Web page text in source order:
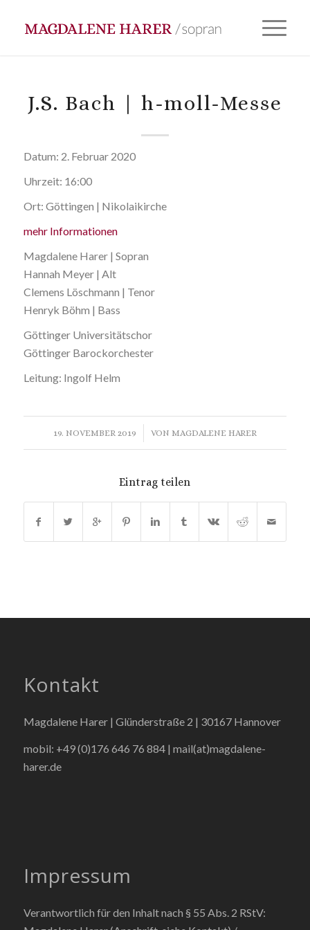
J.S. Bach | h-moll-Messe
Datum: 2. Februar 2020
Uhrzeit: 16:00
Ort: Göttingen | Nikolaikirche
mehr Informationen
Magdalene Harer | Sopran
Hannah Meyer | Alt
Clemens Löschmann | Tenor
Henryk Böhm | Bass
Göttinger Universitätschor
Göttinger Barockorchester
Leitung: Ingolf Helm
19. NOVEMBER 2019
/ VON MAGDALENE HARER
Eintrag teilen
Kontakt
Magdalene Harer | Glünderstraße 2 | 30167 Hannover
mobil: +49 (0)176 646 76 884 | mail(at)magdalene-
harer.de
Impressum
Verantwortlich für den Inhalt nach § 55 Abs. 2 RStV: